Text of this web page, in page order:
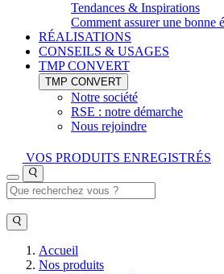
Tendances & Inspirations
Comment assurer une bonne
RÉALISATIONS
CONSEILS & USAGES
TMP CONVERT
TMP CONVERT
Notre société
RSE : notre démarche
Nous rejoindre
VOS PRODUITS ENREGISTRÉS
Accueil
Nos produits